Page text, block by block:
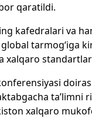
qaratildi.
kafedralari va
tarmog‘iga
xalqaro
xalqaro